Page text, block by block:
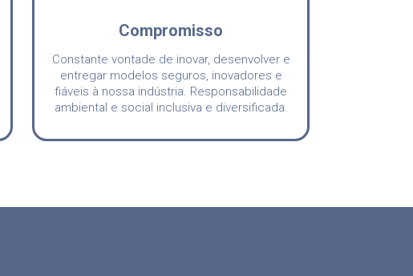
Compromisso
Constante vontade de inovar, desenvolver e
entregar modelos seguros, inovadores e
fiáveis à nossa indústria. Responsabilidade
ambiental e social inclusiva e diversificada.